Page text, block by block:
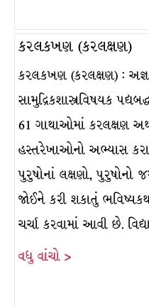
કરલકખણ (કરલક્ષણ)
કરલકખણ (કરલક્ષણ) :
સામુદ્રિકશાસ્ત્રવિષયક
61 ગાથાઓમાં કરલક્ષણ
હસ્તરેખાઓનો અભ્યાસ
પુરુષોનાં લક્ષણો, પુરુષોનો
જોઈને કરી શકાતું
ચર્ચા કરવામાં આવી છે.
વધુ વાંચો >